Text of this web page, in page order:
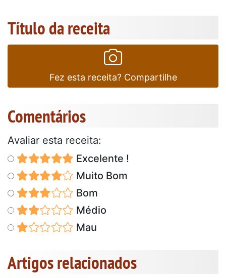
Título da receita
Fez esta receita? Compartilhe
Comentários
Avaliar esta receita:
Excelente !
Muito Bom
Bom
Médio
Mau
Artigos relacionados